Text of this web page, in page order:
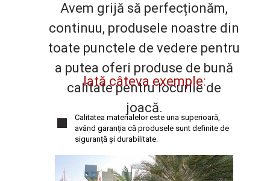
Avem grijă să perfecționăm,
continuu, produsele noastre din
toate punctele de vedere pentru
a putea oferi produse de bună
calitate pentru locurile de
joacă.
Iată câteva exemple:
Calitatea materialelor este una superioară,
având garanția că produsele sunt definite de
siguranță și durabilitate.